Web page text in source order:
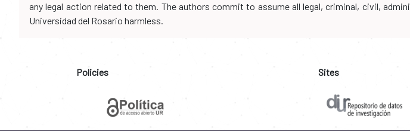
any legal action related to them. The authors commit to assume all legal, criminal, civil,
Universidad del Rosario harmless.
Policies Sites